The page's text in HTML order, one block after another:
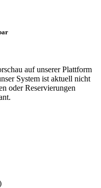
auf unserer Plattform
System ist aktuell nicht
oder Reservierungen